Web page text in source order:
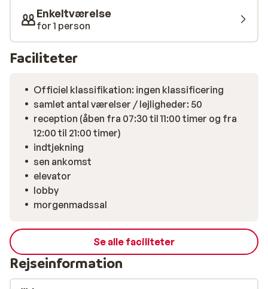
Enkeltværelse
for 1 person
Faciliteter
Officiel klassifikation: ingen klassificering
samlet antal værelser / lejligheder: 50
reception (åben fra 07:30 til 11:00 timer og fra
12:00 til 21:00 timer)
indtjekning
sen ankomst
elevator
lobby
morgenmadssal
Se alle faciliteter
Rejseinformation